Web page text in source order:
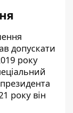
допускати
року
року він